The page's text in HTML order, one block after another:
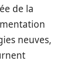
de la
neuves,